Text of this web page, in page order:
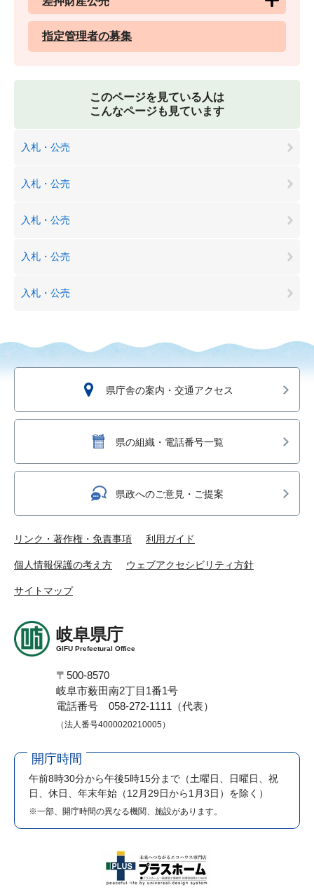
指定管理者の募集
このページを見ている人は
こんなページも見ています
入札・公売
入札・公売
入札・公売
入札・公売
入札・公売
県庁舎の案内・交通アクセス
県の組織・電話番号一覧
県政へのご意見・ご提案
リンク・著作権・免責事項 利用ガイド
個人情報保護の考え方 ウェブアクセシビリティ方針
サイトマップ
岐阜県庁
GIFU Prefectural Office
〒500-8570
岐阜市薮田南2丁目1番1号
電話番号 058-272-1111（代表）
（法人番号4000020210005）
開庁時間
午前8時30分から午後5時15分まで （土曜日、日曜日、祝
日、休日、年末年始（12月29日から1月3日）を除く）
※一部、開庁時間の異なる機関、施設があります。